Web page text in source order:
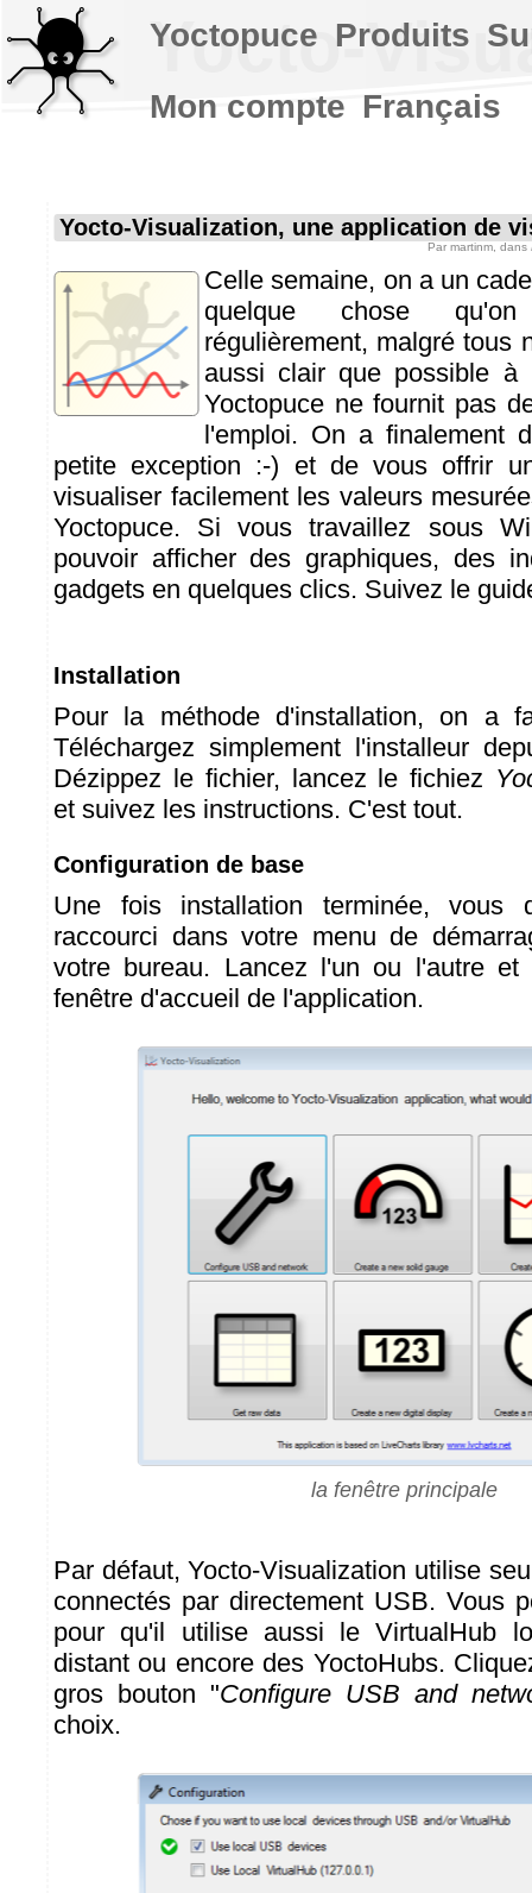
Yocto-
Yocto-Visualization, une application de
Par martinm , dans
Celle semaine, on a un
quelque chose
régulièrement, malgré tous
aussi clair que possible à
Yoctopuce ne fournit pas
l'emploi. On a finalement
petite exception :-) et de vous offrir
visualiser facilement les valeurs
Yoctopuce. Si vous travaillez sous
pouvoir afficher des graphiques, des
gadgets en quelques clics. Suivez le
Installation
Pour la méthode d'installation, on a
Téléchargez simplement l'installeur
Dézippez le fichier, lancez le fichiez
et suivez les instructions. C'est tout.
Configuration de base
Une fois installation terminée, vous
raccourci dans votre menu de
votre bureau. Lancez l'un ou l'autre et
fenêtre d'accueil de l'application.
la fenêtre principale
Par défaut, Yocto-Visualization utilise
connectés par directement USB. Vous
pour qu'il utilise aussi le VirtualHub
distant ou encore des YoctoHubs.
gros bouton "Configure USB and
choix.
Yoctopuce Produits
Mon compte Français